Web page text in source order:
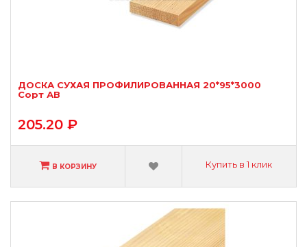
ДОСКА СУХАЯ ПРОФИЛИРОВАННАЯ 20*95*3000
Сорт АВ
205.20 ₽
В КОРЗИНУ Купить в 1 клик